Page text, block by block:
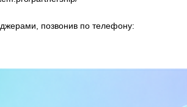
позвонив по телефону: